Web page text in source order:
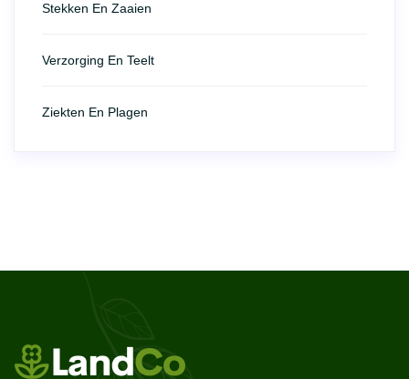
Stekken En Zaaien
Verzorging En Teelt
Ziekten En Plagen